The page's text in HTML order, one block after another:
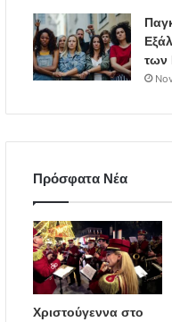
των
Πρόσφατα Νέα
Χριστούγεννα στο